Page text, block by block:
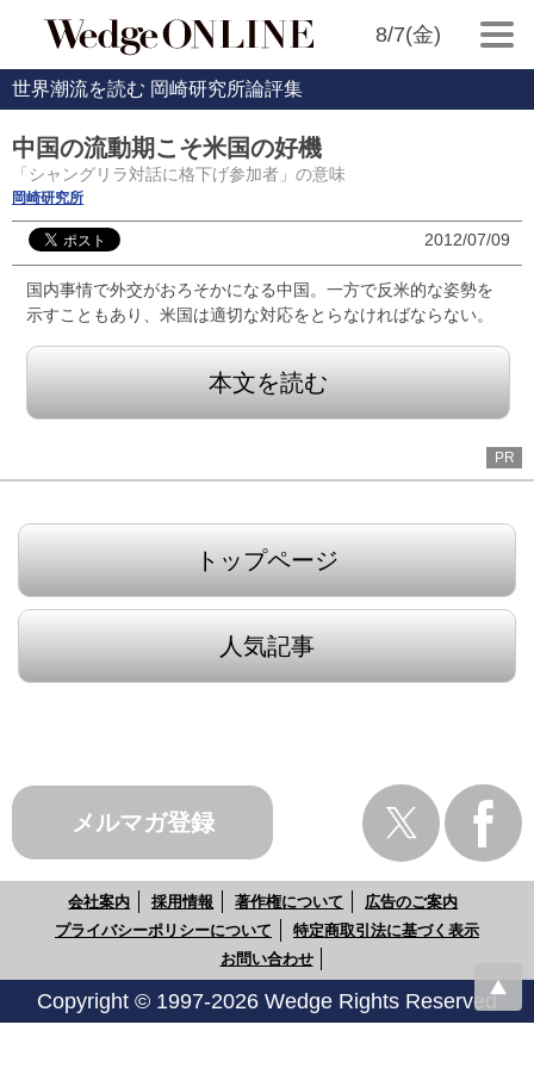
8/7(金)
世界潮流を読む 岡崎研究所論評集
中国の流動期こそ米国の好機
「シャングリラ対話に格下げ参加者」の意味
岡崎研究所
2012/07/09
国内事情で外交がおろそかになる中国。一方で反米的な姿勢を
示すこともあり、米国は適切な対応をとらなければならない。
本文を読む
PR
トップページ
人気記事
メルマガ登録
会社案内 採用情報 著作権について
広告のご案内
プライバシーポリシーについて
特定商取引法に基づく表示
お問い合わせ
Copyright © 1997-2026 Wedge Rights Reserved